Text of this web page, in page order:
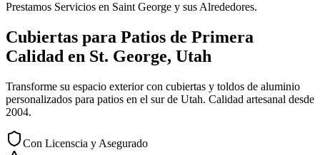
Prestamos Servicios en Saint George y sus Alrededores.
Cubiertas para Patios de Primera
Calidad en St. George, Utah
Transforme su espacio exterior con cubiertas y toldos de aluminio
personalizados para patios en el sur de Utah. Calidad artesanal desde
2004.
Con Licenscia y Asegurado